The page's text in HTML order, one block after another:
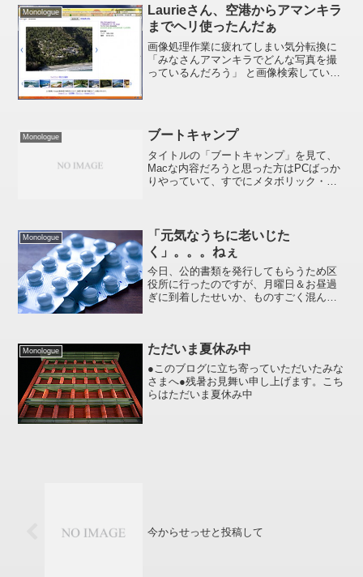
だったピョン(泣) が...
Monologue
Laurieさん、空港からアマンキラ
までヘリ使ったんだぁ
画像処理作業に疲れてしまい気分転換に
「みなさんアマンキラでどんな写真を撮
っているんだろう」 と画像検索していた
Monologue ブートキャンプ
タイトルの「ブートキャンプ」を見て、
Macな内容だろうと思った方はPCばっか
りやっていて、すでにメタボリック・シ
Monologue
「元気なうちに老いじた
く」。。。ねぇ
今日、公的書類を発行してもらうため区
役所に行ったのですが、月曜日＆お昼過
ぎに到着したせいか、ものすごく混んで
ぞやっていましたが、あ...
Monologue ただいま夏休み中
●このブログに立ち寄っていただいたみな
さまへ●残暑お見舞い申し上げます。こち
らはただいま夏休み中
今からせっせと投稿して